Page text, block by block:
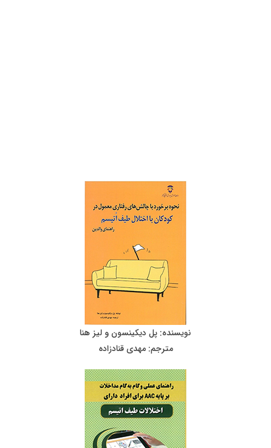
نویسنده: پل دیکینسون و لیز هنا
مترجم: مهدی قنادزاده